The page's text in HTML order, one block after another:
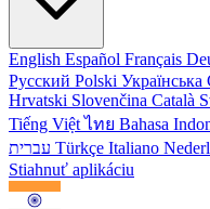
English Español Français
Русский Polski Українська
Hrvatski Slovenčina Català
Tiếng Việtไทย Bahasa
Türkçe Italiano
Stiahnuť aplikáciu